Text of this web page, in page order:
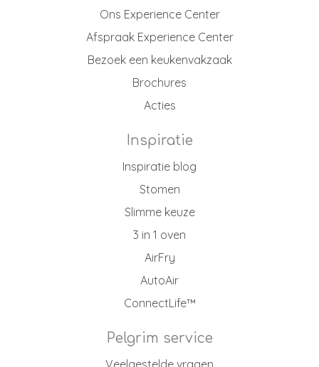
Ons Experience Center
Afspraak Experience Center
Bezoek een keukenvakzaak
Brochures
Acties
Inspiratie
Inspiratie blog
Stomen
Slimme keuze
3 in 1 oven
AirFry
AutoAir
ConnectLife™
Pelgrim service